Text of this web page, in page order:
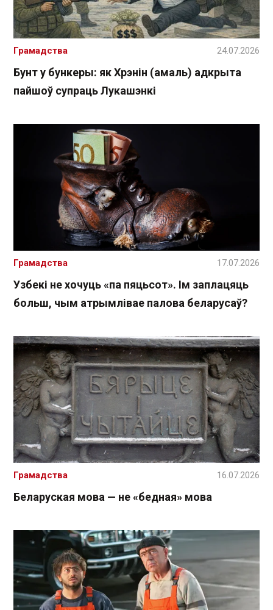
Бунт у бункеры: як Хрэнін (амаль) адкрыта
пайшоў супраць Лукашэнкі
Грамадства 24.07.2026
Узбекі не хочуць «па пяцьсот». Ім заплацяць
больш, чым атрымлівае палова беларусаў?
Грамадства 17.07.2026
Беларуская мова — не «бедная» мова
Грамадства 16.07.2026